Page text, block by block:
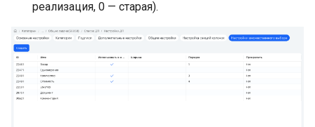
реализация, 0 — старая).